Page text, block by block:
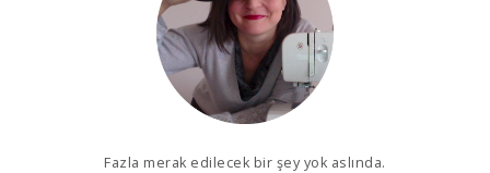
Fazla merak edilecek bir şey yok aslında.